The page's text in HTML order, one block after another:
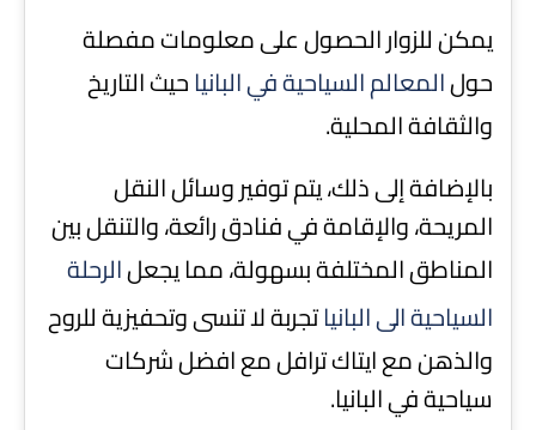
يمكن للزوار الحصول على معلومات مفصلة
حولالمعالم السياحية في البانياحيث التاريخ
والثقافة المحلية.
بالإضافة إلى ذلك، يتم توفير وسائل النقل
المريحة، والإقامة في فنادق رائعة، والتنقل بين
المناطق المختلفة بسهولة، مما يجعلالرحلة
السياحية الى البانياتجربة لا تنسى وتحفيزية للروح
والذهن مع ايتاك ترافل مع افضل شركات
سياحية في البانيا.